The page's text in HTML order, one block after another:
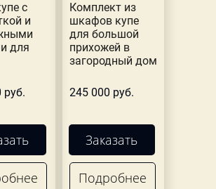
с
и
для
руб.
Комплект из
шкафов купе
для большой
прихожей в
загородный дом
245 000 руб.
Заказать
Подробнее